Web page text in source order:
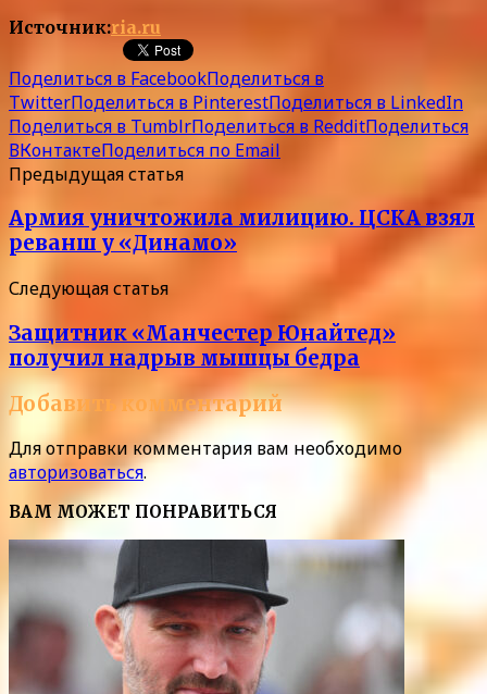
Источник:ria.ru
Поделиться в FacebookПоделиться в
TwitterПоделиться в PinterestПоделиться в LinkedIn
Поделиться в TumblrПоделиться в RedditПоделиться
ВКонтактеПоделиться по Email
Предыдущая статья
Армия уничтожила милицию. ЦСКА взял
реванш у «Динамо»
Следующая статья
Защитник «Манчестер Юнайтед»
получил надрыв мышцы бедра
Добавить комментарий
Для отправки комментария вам необходимо
авторизоваться.
ВАМ МОЖЕТ ПОНРАВИТЬСЯ